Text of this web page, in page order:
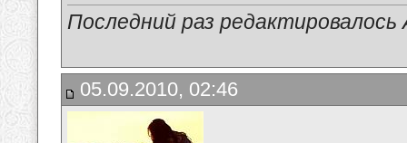
Последний раз редактировалось
05.09.2010, 02:46